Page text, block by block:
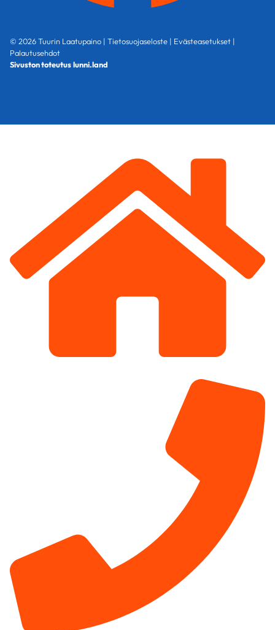
© 2026 Tuurin Laatupaino | Tietosuojaseloste | Evästeasetukset |
Palautusehdot
Sivuston toteutuslunni.land